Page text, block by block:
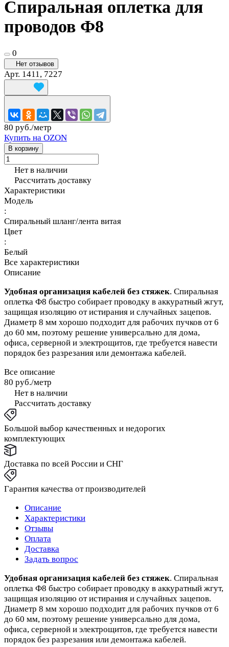
Спиральная оплетка для
проводов Ф8
0
Нет отзывов
Арт. 1411, 7227
80 руб./метр
Купить на OZON
В корзину
Нет в наличии
Рассчитать доставку
Характеристики
Модель
:
Спиральный шланг/лента витая
Цвет
:
Белый
Все характеристики
Описание
Удобная организация кабелей без стяжек. Спиральная
оплетка Ф8 быстро собирает проводку в аккуратный жгут,
защищая изоляцию от истирания и случайных зацепов.
Диаметр 8 мм хорошо подходит для рабочих пучков от 6
до 60 мм, поэтому решение универсально для дома,
офиса, серверной и электрощитов, где требуется навести
порядок без разрезания или демонтажа кабелей.
Все описание
80 руб./метр
Нет в наличии
Рассчитать доставку
Большой выбор качественных и недорогих
комплектующих
Доставка по всей России и СНГ
Гарантия качества от производителей
Описание
Характеристики
Отзывы
Оплата
Доставка
Задать вопрос
Удобная организация кабелей без стяжек. Спиральная
оплетка Ф8 быстро собирает проводку в аккуратный жгут,
защищая изоляцию от истирания и случайных зацепов.
Диаметр 8 мм хорошо подходит для рабочих пучков от 6
до 60 мм, поэтому решение универсально для дома,
офиса, серверной и электрощитов, где требуется навести
порядок без разрезания или демонтажа кабелей.